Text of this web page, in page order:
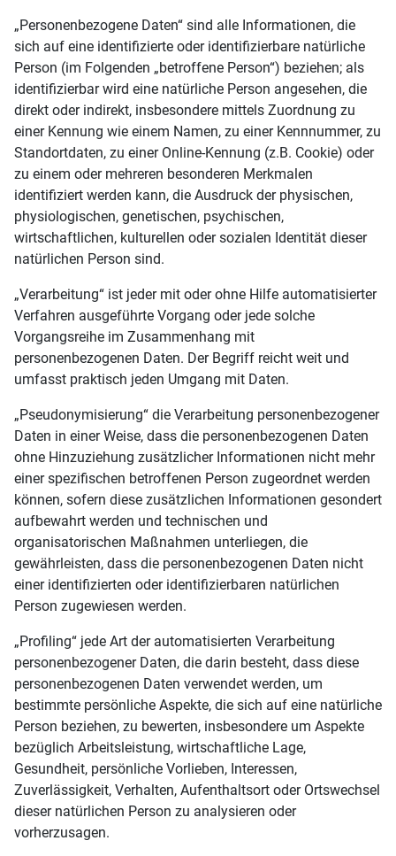
„Personenbezogene Daten“ sind alle Informationen, die
sich auf eine identifizierte oder identifizierbare natürliche
Person (im Folgenden „betroffene Person“) beziehen; als
identifizierbar wird eine natürliche Person angesehen, die
direkt oder indirekt, insbesondere mittels Zuordnung zu
einer Kennung wie einem Namen, zu einer Kennnummer, zu
Standortdaten, zu einer Online-Kennung (z.B. Cookie) oder
zu einem oder mehreren besonderen Merkmalen
identifiziert werden kann, die Ausdruck der physischen,
physiologischen, genetischen, psychischen,
wirtschaftlichen, kulturellen oder sozialen Identität dieser
natürlichen Person sind.
„Verarbeitung“ ist jeder mit oder ohne Hilfe automatisierter
Verfahren ausgeführte Vorgang oder jede solche
Vorgangsreihe im Zusammenhang mit
personenbezogenen Daten. Der Begriff reicht weit und
umfasst praktisch jeden Umgang mit Daten.
„Pseudonymisierung“ die Verarbeitung personenbezogener
Daten in einer Weise, dass die personenbezogenen Daten
ohne Hinzuziehung zusätzlicher Informationen nicht mehr
einer spezifischen betroffenen Person zugeordnet werden
können, sofern diese zusätzlichen Informationen gesondert
aufbewahrt werden und technischen und
organisatorischen Maßnahmen unterliegen, die
gewährleisten, dass die personenbezogenen Daten nicht
einer identifizierten oder identifizierbaren natürlichen
Person zugewiesen werden.
„Profiling“ jede Art der automatisierten Verarbeitung
personenbezogener Daten, die darin besteht, dass diese
personenbezogenen Daten verwendet werden, um
bestimmte persönliche Aspekte, die sich auf eine natürliche
Person beziehen, zu bewerten, insbesondere um Aspekte
bezüglich Arbeitsleistung, wirtschaftliche Lage,
Gesundheit, persönliche Vorlieben, Interessen,
Zuverlässigkeit, Verhalten, Aufenthaltsort oder Ortswechsel
dieser natürlichen Person zu analysieren oder
vorherzusagen.